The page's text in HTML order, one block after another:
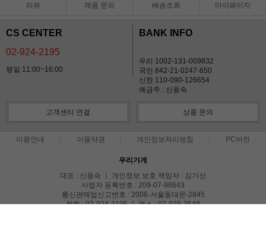
리뷰 제품 문의 배송조회 마이페이지
CS CENTER
02-924-2195
평일 11:00~16:00
BANK INFO
우리 1002-131-009832
국민 842-21-0247-650
신한 110-090-126654
예금주 : 신용숙
고객센터 연결 상품 문의
이용안내 이용약관 개인정보처리방침 PC버전
우리가게
대표 : 신용숙 ㅣ 개인정보 보호 책임자 : 김기선
사업자 등록번호 : 209-07-98643
통신판매업신고번호 : 2006-서울동대문-2845
전화 : 02-924-2195 ㅣ 팩스 : 02-928-3549